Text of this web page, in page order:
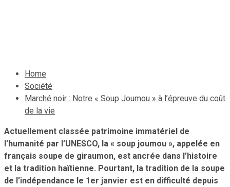
Home
Société
Marché noir : Notre « Soup Joumou » à l’épreuve du coût
de la vie
Actuellement classée patrimoine immatériel de
l’humanité par l’UNESCO, la « soup joumou », appelée en
français soupe de giraumon, est ancrée dans l’histoire
et la tradition haïtienne. Pourtant, la tradition de la soupe
de l’indépendance le 1er janvier est en difficulté depuis